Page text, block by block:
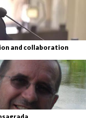
and collaboration